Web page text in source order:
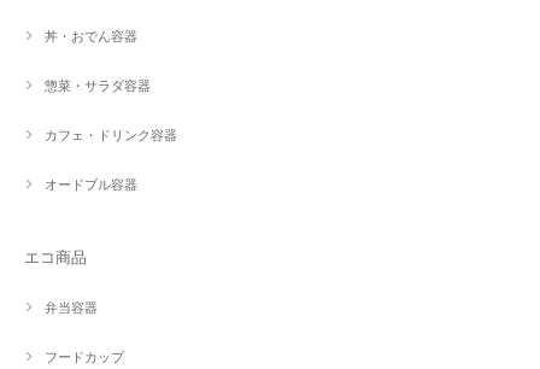
丼・おでん容器
惣菜・サラダ容器
カフェ・ドリンク容器
オードブル容器
エコ商品
弁当容器
フードカップ